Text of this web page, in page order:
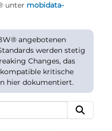
unter mobidata-
angebotenen
werden stetig
Changes, das
kritische
hier dokumentiert.